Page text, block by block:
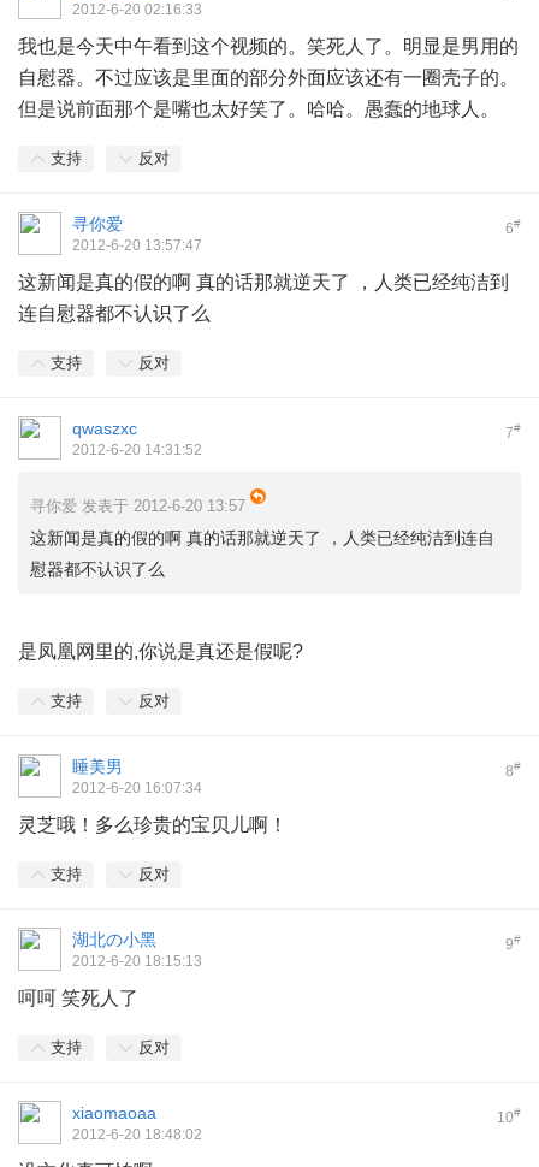
2012-6-20 02:16:33
我也是今天中午看到这个视频的。笑死人了。明显是男用的
自慰器。不过应该是里面的部分外面应该还有一圈壳子的。
但是说前面那个是嘴也太好笑了。哈哈。愚蠢的地球人。
支持 反对
6#
寻你爱
2012-6-20 13:57:47
这新闻是真的假的啊 真的话那就逆天了 ，人类已经纯洁到
连自慰器都不认识了么
支持 反对
7#
qwaszxc
2012-6-20 14:31:52
寻你爱 发表于 2012-6-20 13:57
这新闻是真的假的啊 真的话那就逆天了 ，人类已经纯洁到连自
慰器都不认识了么
是凤凰网里的,你说是真还是假呢?
支持 反对
8#
睡美男
2012-6-20 16:07:34
灵芝哦！多么珍贵的宝贝儿啊！
支持 反对
9#
湖北の小黑
2012-6-20 18:15:13
呵呵 笑死人了
支持 反对
10#
xiaomaoaa
2012-6-20 18:48:02